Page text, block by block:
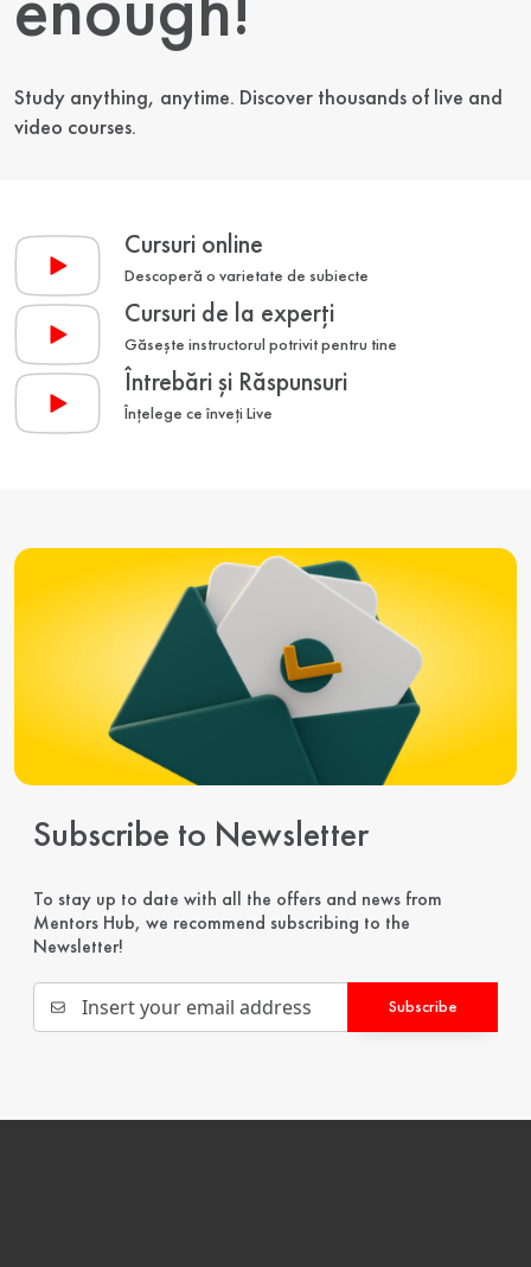
Study anything, anytime. Discover thousands of live and
video courses.
Cursuri online
Descoperă o varietate de subiecte
Cursuri de la experți
Găsește instructorul potrivit pentru tine
Întrebări și Răspunsuri
Înțelege ce înveți Live
Subscribe to Newsletter
To stay up to date with all the offers and news from
Mentors Hub, we recommend subscribing to the
Newsletter!
Subscribe